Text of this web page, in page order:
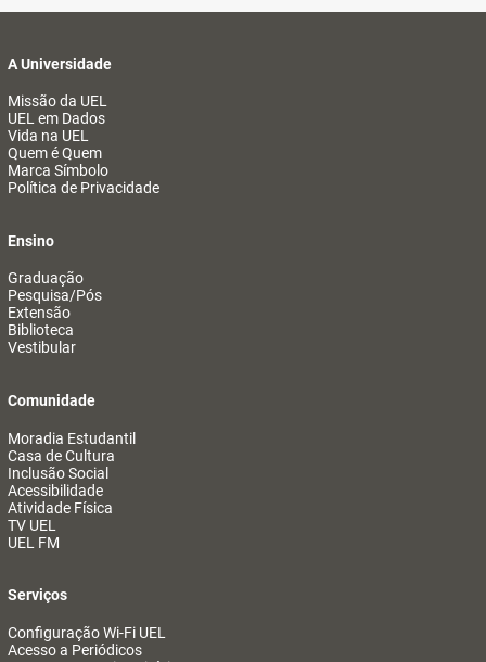
A Universidade
Missão da UEL
UEL em Dados
Vida na UEL
Quem é Quem
Marca Símbolo
Política de Privacidade
Ensino
Graduação
Pesquisa/Pós
Extensão
Biblioteca
Vestibular
Comunidade
Moradia Estudantil
Casa de Cultura
Inclusão Social
Acessibilidade
Atividade Física
TV UEL
UEL FM
Serviços
Configuração Wi-Fi UEL
Acesso a Periódicos